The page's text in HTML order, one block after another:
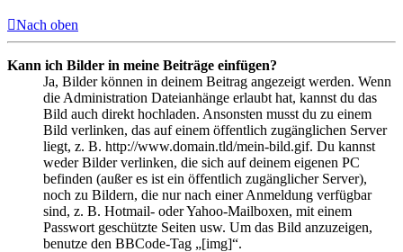
Nach oben
Kann ich Bilder in meine Beiträge einfügen?
Ja, Bilder können in deinem Beitrag angezeigt werden. Wenn
die Administration Dateianhänge erlaubt hat, kannst du das
Bild auch direkt hochladen. Ansonsten musst du zu einem
Bild verlinken, das auf einem öffentlich zugänglichen Server
liegt, z. B. http://www.domain.tld/mein-bild.gif. Du kannst
weder Bilder verlinken, die sich auf deinem eigenen PC
befinden (außer es ist ein öffentlich zugänglicher Server),
noch zu Bildern, die nur nach einer Anmeldung verfügbar
sind, z. B. Hotmail- oder Yahoo-Mailboxen, mit einem
Passwort geschützte Seiten usw. Um das Bild anzuzeigen,
benutze den BBCode-Tag „[img]“.